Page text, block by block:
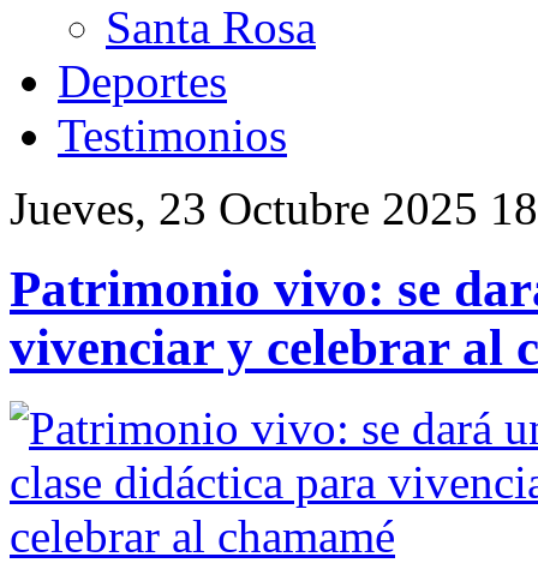
Santa Rosa
Deportes
Testimonios
Jueves, 23 Octubre 2025
Patrimonio vivo: se
vivenciar y celebrar al